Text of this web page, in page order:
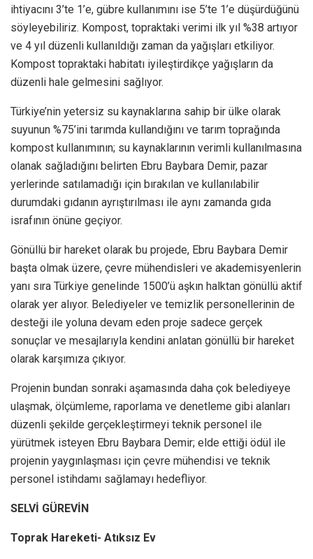
ihtiyacını 3’te 1’e, gübre kullanımını ise 5’te 1’e düşürdüğünü
söyleyebiliriz. Kompost, topraktaki verimi ilk yıl %38 artıyor
ve 4 yıl düzenli kullanıldığı zaman da yağışları etkiliyor.
Kompost topraktaki habitatı iyileştirdikçe yağışların da
düzenli hale gelmesini sağlıyor.
Türkiye’nin yetersiz su kaynaklarına sahip bir ülke olarak
suyunun %75’ini tarımda kullandığını ve tarım toprağında
kompost kullanımının; su kaynaklarının verimli kullanılmasına
olanak sağladığını belirten Ebru Baybara Demir, pazar
yerlerinde satılamadığı için bırakılan ve kullanılabilir
durumdaki gıdanın ayrıştırılması ile aynı zamanda gıda
israfının önüne geçiyor.
Gönüllü bir hareket olarak bu projede, Ebru Baybara Demir
başta olmak üzere, çevre mühendisleri ve akademisyenlerin
yanı sıra Türkiye genelinde 1500’ü aşkın halktan gönüllü aktif
olarak yer alıyor. Belediyeler ve temizlik personellerinin de
desteği ile yoluna devam eden proje sadece gerçek
sonuçlar ve mesajlarıyla kendini anlatan gönüllü bir hareket
olarak karşımıza çıkıyor.
Projenin bundan sonraki aşamasında daha çok belediyeye
ulaşmak, ölçümleme, raporlama ve denetleme gibi alanları
düzenli şekilde gerçekleştirmeyi teknik personel ile
yürütmek isteyen Ebru Baybara Demir; elde ettiği ödül ile
projenin yaygınlaşması için çevre mühendisi ve teknik
personel istihdamı sağlamayı hedefliyor.
SELVİ GÜREVİN
Toprak Hareketi- Atıksız Ev